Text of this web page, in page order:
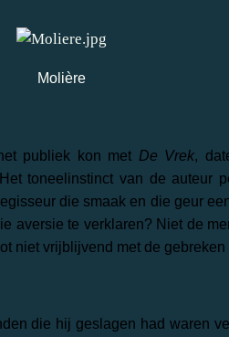
Molière
publiek kon met De Vrek,
toneelinstinct van de auteur
die smaak en die geur
aversie te verklaren? Niet de
niet vrijblijvend met de gebreken
die hij geslagen had waren